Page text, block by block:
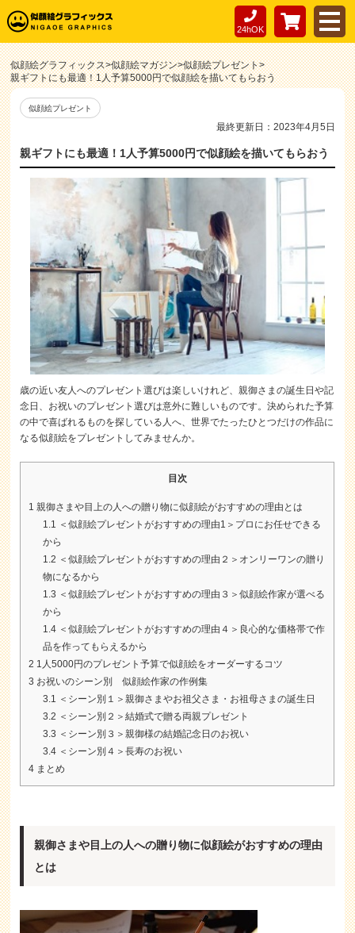
24hOK
似顔絵グラフィックス>似顔絵マガジン>似顔絵プレゼント>
親ギフトにも最適！1人予算5000円で似顔絵を描いてもらおう
似顔絵プレゼント
最終更新日：2023年4月5日
親ギフトにも最適！1人予算5000円で似顔絵を描いてもらおう
歳の近い友人へのプレゼント選びは楽しいけれど、親御さまの誕生日や記
念日、お祝いのプレゼント選びは意外に難しいものです。決められた予算
の中で喜ばれるものを探している人へ、世界でたったひとつだけの作品に
なる似顔絵をプレゼントしてみませんか。
目次
1 親御さまや目上の人への贈り物に似顔絵がおすすめの理由とは
1.1 ＜似顔絵プレゼントがおすすめの理由1＞プロにお任せできる
から
1.2 ＜似顔絵プレゼントがおすすめの理由２＞オンリーワンの贈り
物になるから
1.3 ＜似顔絵プレゼントがおすすめの理由３＞似顔絵作家が選べる
から
1.4 ＜似顔絵プレゼントがおすすめの理由４＞良心的な価格帯で作
品を作ってもらえるから
2 1人5000円のプレゼント予算で似顔絵をオーダーするコツ
3 お祝いのシーン別 似顔絵作家の作例集
3.1 ＜シーン別１＞親御さまやお祖父さま・お祖母さまの誕生日
3.2 ＜シーン別２＞結婚式で贈る両親プレゼント
3.3 ＜シーン別３＞親御様の結婚記念日のお祝い
3.4 ＜シーン別４＞長寿のお祝い
4 まとめ
親御さまや目上の人への贈り物に似顔絵がおすすめの理由
とは